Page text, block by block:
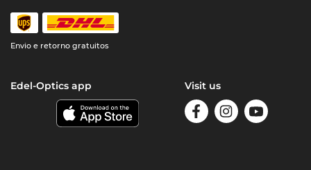
Envio e retorno gratuitos
Edel-Optics app Visit us